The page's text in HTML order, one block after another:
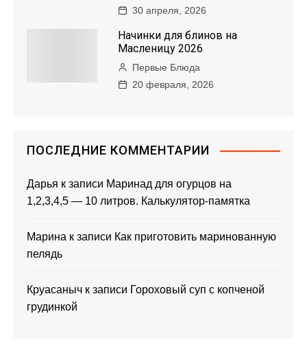
30 апреля, 2026
Начинки для блинов на
Масленицу 2026
Первые Блюда
20 февраля, 2026
ПОСЛЕДНИЕ КОММЕНТАРИИ
Дарья к записи Маринад для огурцов на
1,2,3,4,5 — 10 литров. Калькулятор-памятка
Марина к записи Как приготовить маринованную
пелядь
Круасаныч к записи Гороховый суп с копченой
грудинкой